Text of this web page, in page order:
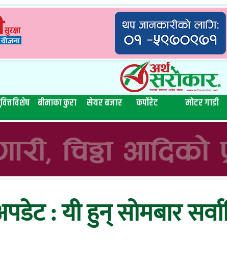
विशेष बीमाका कुरा सेयर बजार कर्पोरेट मोटर गाडी
: यी हुन् सोमबार